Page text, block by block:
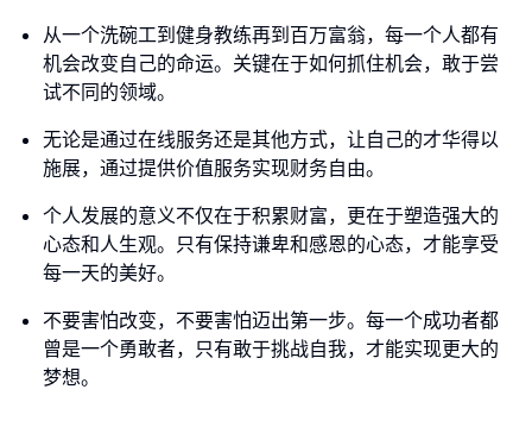
从一个洗碗工到健身教练再到百万富翁，每一个人都有
机会改变自己的命运。关键在于如何抓住机会，敢于尝
试不同的领域。
无论是通过在线服务还是其他方式，让自己的才华得以
施展，通过提供价值服务实现财务自由。
个人发展的意义不仅在于积累财富，更在于塑造强大的
心态和人生观。只有保持谦卑和感恩的心态，才能享受
每一天的美好。
不要害怕改变，不要害怕迈出第一步。每一个成功者都
曾是一个勇敢者，只有敢于挑战自我，才能实现更大的
梦想。